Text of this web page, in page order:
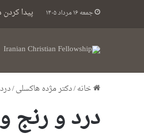
جمعه ۱۶ مرداد ۱۴۰۵ پیدا کردن
خانه/دکتر مژده هاکسلی/
درد و رنج